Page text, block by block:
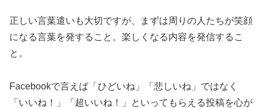
正しい言葉遣いも大切ですが、まずは周りの人たちが笑顔
になる言葉を発すること。楽しくなる内容を発信するこ
と。
Facebookで言えば「ひどいね」「悲しいね」ではなく
「いいね！」「超いいね！」といってもらえる投稿を心が